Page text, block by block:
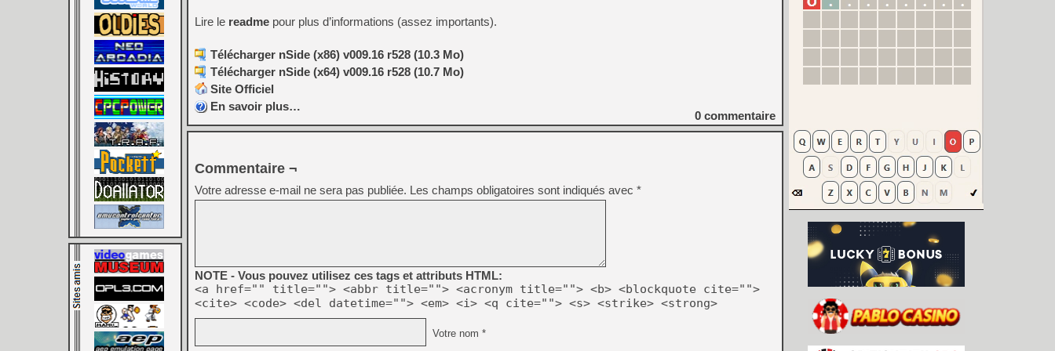
Lire le readme pour plus d’informations (assez importants).
Télécharger nSide (x86) v009.16 r528 (10.3 Mo)
Télécharger nSide (x64) v009.16 r528 (10.7 Mo)
Site Officiel
En savoir plus…
0 commentaire
Commentaire ¬
Votre adresse e-mail ne sera pas publiée. Les champs obligatoires sont indiqués avec *
NOTE - Vous pouvez utilisez ces tags et attributs HTML:
<a href="" title=""> <abbr title=""> <acronym title=""> <b> <blockquote cite="">
<cite> <code> <del datetime=""> <em> <i> <q cite=""> <s> <strike> <strong>
Votre nom *